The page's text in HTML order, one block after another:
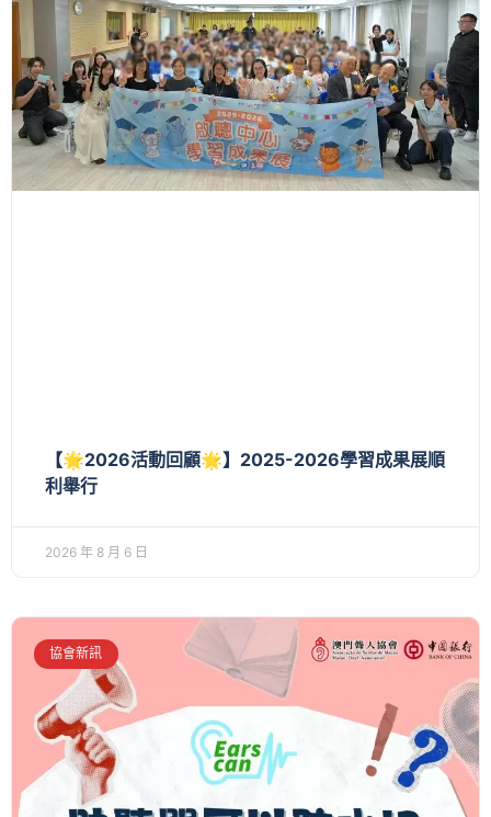
【🌟2026活動回顧🌟】2025-2026學習成果展順
利舉行
2026 年 8 月 6 日
協會新訊